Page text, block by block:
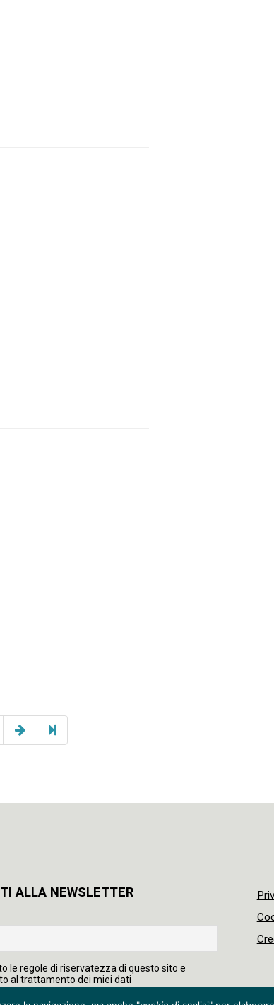
Pagina
successiva
188
ALLA NEWSLETTER
le regole di riservatezza di questo sito e
al trattamento dei miei dati